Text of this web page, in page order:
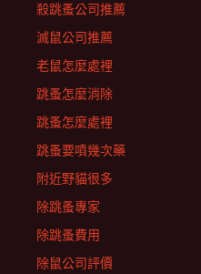
殺跳蚤公司推薦
滅鼠公司推薦
老鼠怎麼處裡
跳蚤怎麼消除
跳蚤怎麼處裡
跳蚤要噴幾次藥
附近野貓很多
除跳蚤專家
除跳蚤費用
除鼠公司評價